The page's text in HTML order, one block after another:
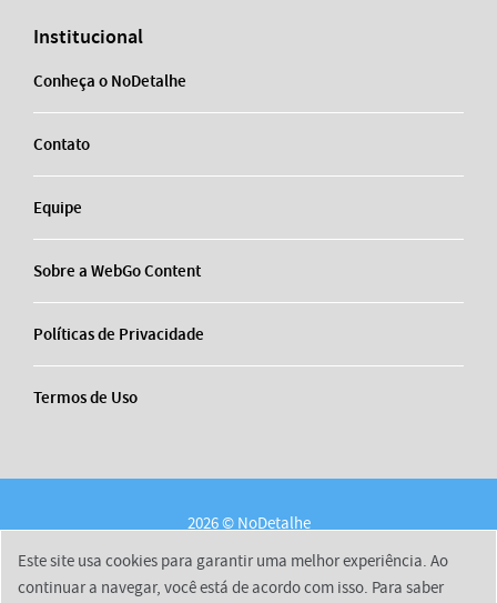
Institucional
Conheça o NoDetalhe
Contato
Equipe
Sobre a WebGo Content
Políticas de Privacidade
Termos de Uso
2026 © NoDetalhe
Sobre a WebGo Content
Políticas de Privacidade
Este site usa cookies para garantir uma melhor experiência. Ao
continuar a navegar, você está de acordo com isso. Para saber